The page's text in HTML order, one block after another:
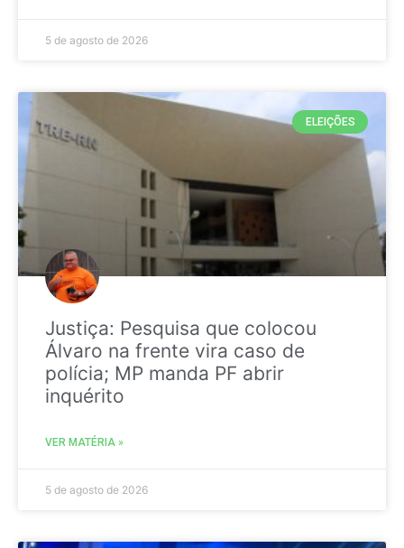
5 de agosto de 2026
ELEIÇÕES
Justiça: Pesquisa que colocou
Álvaro na frente vira caso de
polícia; MP manda PF abrir
inquérito
VER MATÉRIA »
5 de agosto de 2026